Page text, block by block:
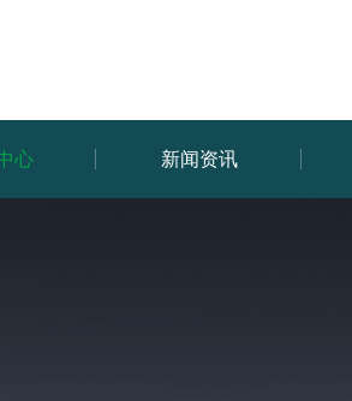
心 新闻资讯